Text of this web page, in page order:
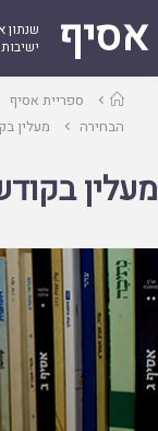
אסיף
שנתון
עמוד
ראשי
ספריית אסיף
הבחירה
מעלין
מעלין